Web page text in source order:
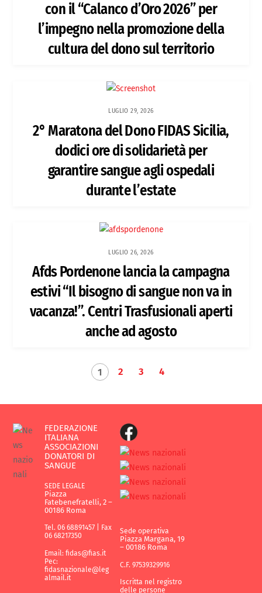
con il “Calanco d’Oro 2026” per
l’impegno nella promozione della
cultura del dono sul territorio
LUGLIO 29, 2026
2° Maratona del Dono FIDAS Sicilia,
dodici ore di solidarietà per
garantire sangue agli ospedali
durante l’estate
LUGLIO 26, 2026
Afds Pordenone lancia la campagna
estivi “Il bisogno di sangue non va in
vacanza!”. Centri Trasfusionali aperti
anche ad agosto
1 2 3 4
FEDERAZIONE
ITALIANA
ASSOCIAZIONI
DONATORI DI
SANGUE
SEDE LEGALE
Piazza
Fatebenefratelli, 2 –
00186 Roma
Tel. 06 68891457 | Fax
06 68217350
Email: fidas@fias.it
Pec:
fidasnazionale@leg
almail.it
Sede operativa
Piazza Margana, 19
– 00186 Roma
C.F. 97539329916
Iscritta nel registro
delle persone